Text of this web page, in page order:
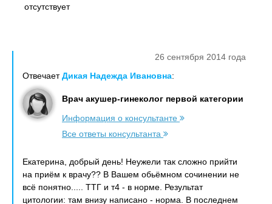
отсутствует
26 сентября 2014 года
ОтвечаетДикая Надежда Ивановна:
Врач акушер-гинеколог первой категории
Информация о консультанте
Все ответы консультанта
Екатерина, добрый день! Неужели так сложно прийти
на приём к врачу?? В Вашем обьёмном сочинении не
всё понятно..... ТТГ и т4 - в норме. Результат
цитологии: там внизу написано - норма. В последнем